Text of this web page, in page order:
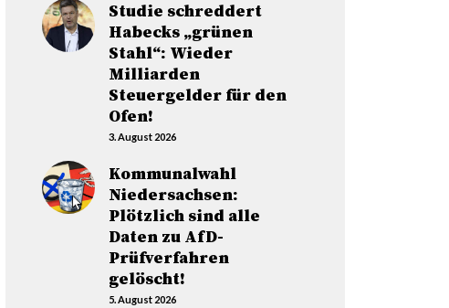
Studie schreddert
Habecks „grünen
Stahl“: Wieder
Milliarden
Steuergelder für den
Ofen!
3. August 2026
Kommunalwahl
Niedersachsen:
Plötzlich sind alle
Daten zu AfD-
Prüfverfahren
gelöscht!
5. August 2026